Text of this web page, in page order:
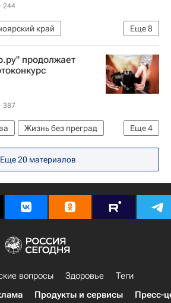
244
Еще8
край
Ачинск
Весь мир
ФО
Деятельность волонтерских организаций в России
Россия
продолжает
387
Еще4
Жизнь без преград
Весь мир
Европа
Еще 20 материалов
вопросы Здоровье
Теги
Продукты и сервисы Пресс-